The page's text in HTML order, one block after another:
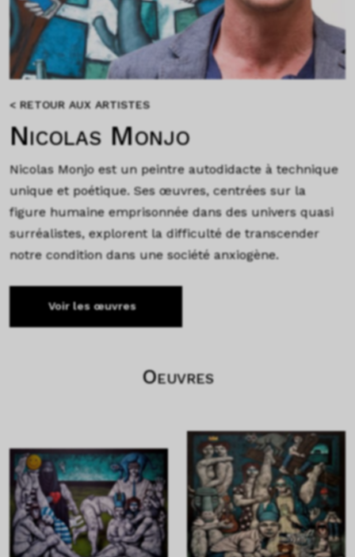
< RETOUR AUX ARTISTES
Nicolas Monjo
Nicolas Monjo est un peintre autodidacte à technique
unique et poétique. Ses œuvres, centrées sur la
figure humaine emprisonnée dans des univers quasi
surréalistes, explorent la difficulté de transcender
notre condition dans une société anxiogène.
Voir les œuvres
Oeuvres